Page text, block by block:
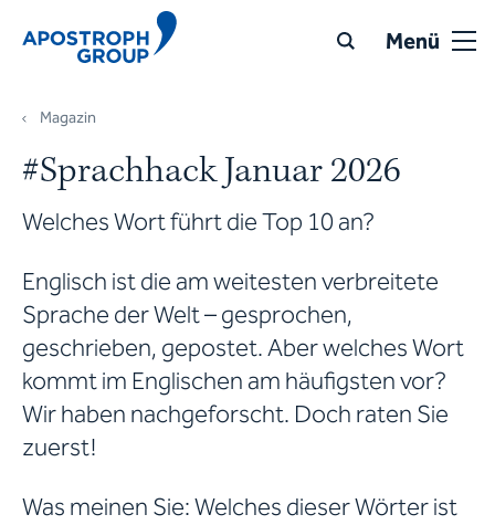
Menü
Magazin
#Sprachhack Januar 2026
Welches Wort führt die Top 10 an?
Englisch ist die am weitesten verbreitete
Sprache der Welt – gesprochen,
geschrieben, gepostet. Aber welches Wort
kommt im Englischen am häufigsten vor?
Wir haben nachgeforscht. Doch raten Sie
zuerst!
Was meinen Sie: Welches dieser Wörter ist